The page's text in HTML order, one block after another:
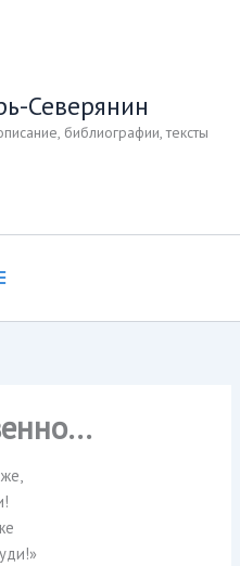
Северянин
библиографии, тексты